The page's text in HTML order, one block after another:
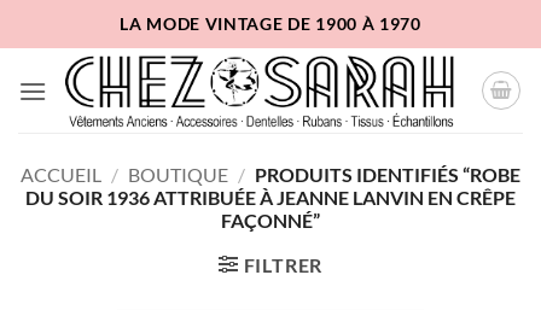
au
contenu
LA MODE VINTAGE DE 1900 À 1970
ACCUEIL / BOUTIQUE / PRODUITS IDENTIFIÉS “ROBE
DU SOIR 1936 ATTRIBUÉE À JEANNE LANVIN EN CRÊPE
FAÇONNÉ”
FILTRER